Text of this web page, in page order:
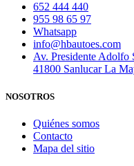
652 444 440
955 98 65 97
Whatsapp
info@hbautoes.com
Av. Presidente Adolfo
41800 Sanlucar La
NOSOTROS
Quiénes somos
Contacto
Mapa del sitio